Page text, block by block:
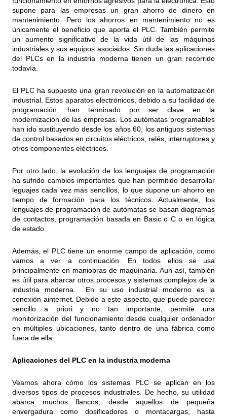
supone para las empresas un gran ahorro de dinero en
mantenimiento. Pero los ahorros en mantenimiento no es
únicamente el beneficio que aporta el PLC. También permite
un aumento significativo de la vida útil de las máquinas
industriales y sus equipos asociados. Sin duda las aplicaciones
del PLCs en la industria moderna tienen un gran recorrido
todavía.
El PLC ha supuesto una gran revolución en la automatización
industrial . Estos aparatos electrónicos, debido a su facilidad de
programación, han terminado por ser clave en la
modernización de las empresas. Los autómatas programables
han ido sustituyendo desde los años 60, los antiguos sistemas
de control basados en circuitos eléctricos, relés, interruptores y
otros componentes eléctricos.
Por otro lado, la evolución de los lenguajes de programación
ha sufrido cambios importantes que han permitido desarrollar
leguajes cada vez más sencillos, lo que supone un ahorro en
tiempo de formación para los técnicos. Actualmente, los
lenguajes de programación de autómatas se basan diagramas
de contactos, programación basada en Basic o C o en lógica
de estado.
Además, el PLC tiene un enorme campo de aplicación, como
vamos a ver a continuación. En todos ellos se usa
principalmente en maniobras de maquinaria. Aun así, también
es útil para abarcar otros procesos y sistemas complejos de la
industria moderna.
En su uso industrial moderno es la
conexión ainternet. Debido a este aspecto, que puede parecer
sencillo a priori y no tan importante, permite una
monitorización del funcionamiento desde cualquier ordenador
en múltiples ubicaciones, tanto dentro de una fábrica como
fuera de ella.
Aplicaciones del PLC en la industria moderna
Veamos ahora cómo los sistemas PLC se aplican en los
diversos tipos de procesos industriales. De hecho, su utilidad
abarca muchos flancos, desde aquellos de pequeña
envergadura como dosificadores o montacargas, hasta